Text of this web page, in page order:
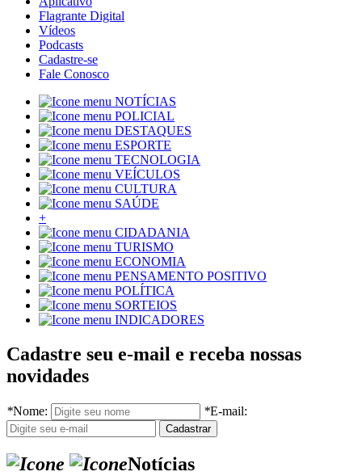
Flagrante Digital
Vídeos
Podcasts
Cadastre-se
Fale Conosco
NOTÍCIAS
POLICIAL
DESTAQUES
ESPORTE
TECNOLOGIA
VEÍCULOS
CULTURA
SAÚDE
+
CIDADANIA
TURISMO
ECONOMIA
PENSAMENTO POSITIVO
POLÍTICA
SORTEIOS
INDICADORES
Cadastre seu e-mail e receba nossas
novidades
*Nome: *E-mail:
Notícias